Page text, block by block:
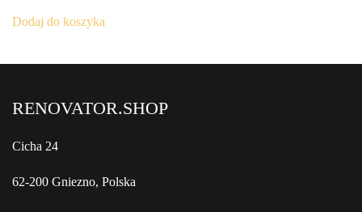
Dodaj do koszyka
RENOVATOR.SHOP
Cicha 24
62-200 Gniezno, Polska